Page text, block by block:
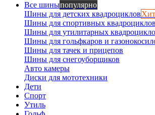
Все шиныпопулярно
Шины для детских квадроцикловХит
Шины для спортивных квадроциклов
Шины для утилитарных
Шины для гольфкаров и
Шины для тачек и прицепов
Шины для снегоуборщиков
Авто камеры
Диски для мототехники
Дети
Спорт
Утиль